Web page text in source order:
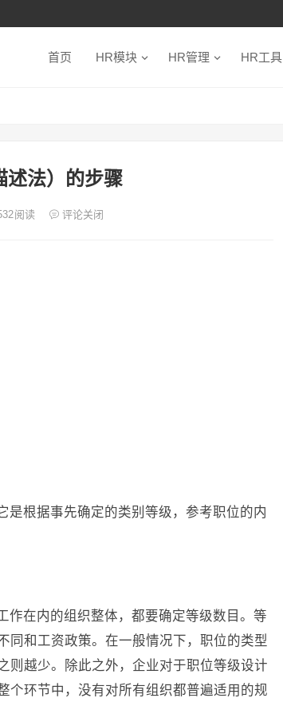
首页 HR模块 HR管理 HR工具
述法）的步骤
阅读 评论关闭
是根据事先确定的类别等级，参考职位的内
作在内的组织整体，都要确定等级数目。等
同和工资政策。在一般情况下，职位的类型
则越少。除此之外，企业对于职位等级设计
个环节中，没有对所有组织都普遍适用的规